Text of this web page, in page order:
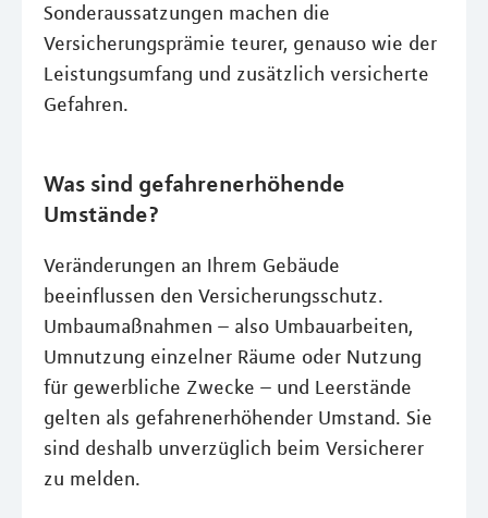
Sonderaussatzungen machen die
Versicherungsprämie teurer, genauso wie der
Leistungsumfang und zusätzlich versicherte
Gefahren.
Was sind gefahrenerhöhende
Umstände?
Veränderungen an Ihrem Gebäude
beeinflussen den Versicherungsschutz.
Umbaumaßnahmen – also Umbauarbeiten,
Umnutzung einzelner Räume oder Nutzung
für gewerbliche Zwecke – und Leerstände
gelten als gefahrenerhöhender Umstand. Sie
sind deshalb unverzüglich beim Versicherer
zu melden.